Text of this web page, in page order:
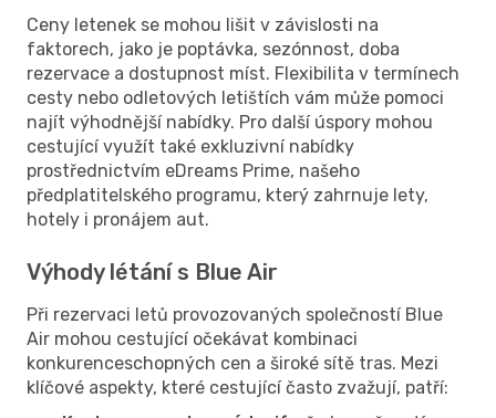
Ceny letenek se mohou lišit v závislosti na
faktorech, jako je poptávka, sezónnost, doba
rezervace a dostupnost míst. Flexibilita v termínech
cesty nebo odletových letištích vám může pomoci
najít výhodnější nabídky. Pro další úspory mohou
cestující využít také exkluzivní nabídky
prostřednictvím eDreams Prime, našeho
předplatitelského programu, který zahrnuje lety,
hotely i pronájem aut.
Výhody létání s Blue Air
Při rezervaci letů provozovaných společností Blue
Air mohou cestující očekávat kombinaci
konkurenceschopných cen a široké sítě tras. Mezi
klíčové aspekty, které cestující často zvažují, patří: